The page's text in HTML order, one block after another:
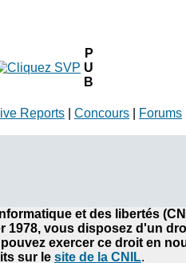
P
U
B
Reports Concours Forums
et des libertés
1978, vous disposez d'un
exercer ce droit en
sur le site de la CNIL.